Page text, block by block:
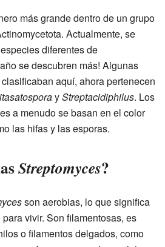
más grande dentro de un grupo
Actualmente, se
diferentes de
año se descubren más! Algunas
aquí, ahora pertenecen
yStreptacidiphilus. Los
a menudo se basan en el color
las hifas y las esporas.
Streptomyces?
son aerobias, lo que significa
vivir. Son filamentosas, es
o filamentos delgados, como